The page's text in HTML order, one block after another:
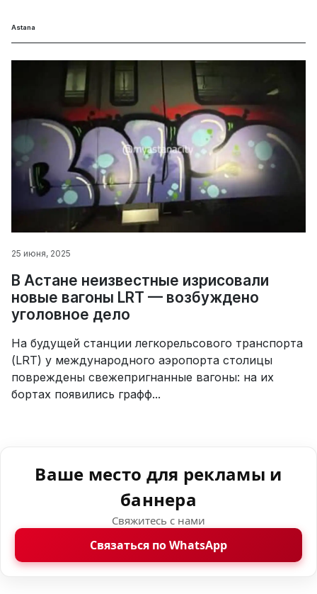
Astana
25 июня, 2025
В Астане неизвестные изрисовали
новые вагоны LRT — возбуждено
уголовное дело
На будущей станции легкорельсового транспорта
(LRT) у международного аэропорта столицы
повреждены свежепригнанные вагоны: на их
бортах появились графф...
Ваше место для рекламы и
баннера
Свяжитесь с нами
Связаться по WhatsApp